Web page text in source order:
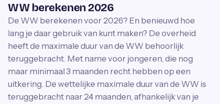
WW berekenen 2026
De WW berekenen voor 2026? En benieuwd hoe
lang je daar gebruik van kunt maken? De overheid
heeft de maximale duur van de WW behoorlijk
teruggebracht. Met name voor jongeren, die nog
maar minimaal 3 maanden recht hebben op een
uitkering. De wettelijke maximale duur van de WW is
teruggebracht naar 24 maanden, afhankelijk van je